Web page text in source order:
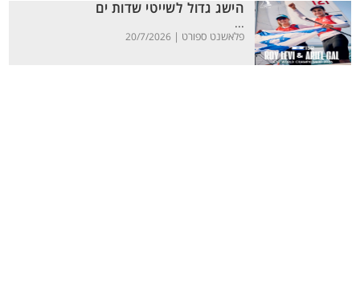
הישג גדול לשייטי שדות ים
...
פלאשנט ספורט | 20/7/2026